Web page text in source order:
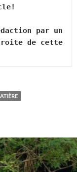
par un
de cette